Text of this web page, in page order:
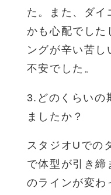
た。また、ダイ
かも心配でした
ングが辛い苦し
不安でした。
3.どのくらいの
ましたか？
スタジオUでの
で体型が引き締
のラインが変わ